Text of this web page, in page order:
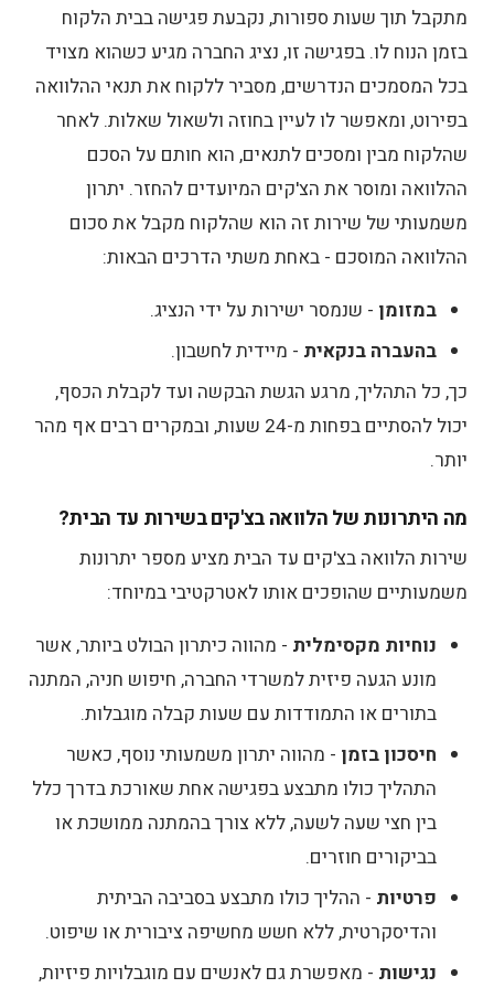
מתקבל תוך שעות ספורות, נקבעת פגישה בבית הלקוח
בזמן הנוח לו. בפגישה זו, נציג החברה מגיע כשהוא מצויד
בכל המסמכים הנדרשים, מסביר ללקוח את תנאי ההלוואה
בפירוט, ומאפשר לו לעיין בחוזה ולשאול שאלות. לאחר
שהלקוח מבין ומסכים לתנאים, הוא חותם על הסכם
ההלוואה ומוסר את הצ'קים המיועדים להחזר. יתרון
משמעותי של שירות זה הוא שהלקוח מקבל את סכום
ההלוואה המוסכם - באחת משתי הדרכים הבאות:
במזומן - שנמסר ישירות על ידי הנציג.
בהעברה בנקאית - מיידית לחשבון.
כך, כל התהליך, מרגע הגשת הבקשה ועד לקבלת הכסף,
יכול להסתיים בפחות מ-24 שעות, ובמקרים רבים אף מהר
יותר.
מה היתרונות של הלוואה בצ'קים בשירות עד הבית?
שירות הלוואה בצ'קים עד הבית מציע מספר יתרונות
משמעותיים שהופכים אותו לאטרקטיבי במיוחד:
נוחיות מקסימלית - מהווה כיתרון הבולט ביותר, אשר
מונע הגעה פיזית למשרדי החברה, חיפוש חניה, המתנה
בתורים או התמודדות עם שעות קבלה מוגבלות.
חיסכון בזמן - מהווה יתרון משמעותי נוסף, כאשר
התהליך כולו מתבצע בפגישה אחת שאורכת בדרך כלל
בין חצי שעה לשעה, ללא צורך בהמתנה ממושכת או
בביקורים חוזרים.
פרטיות - ההליך כולו מתבצע בסביבה הביתית
והדיסקרטית, ללא חשש מחשיפה ציבורית או שיפוט.
נגישות - מאפשרת גם לאנשים עם מוגבלויות פיזיות,